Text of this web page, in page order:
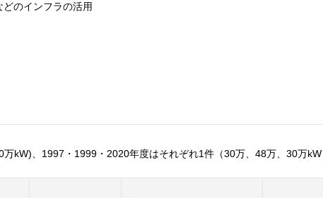
のインフラの活用
kW)、1997・1999・2020年度はそれぞれ1件（30万、48万、30万